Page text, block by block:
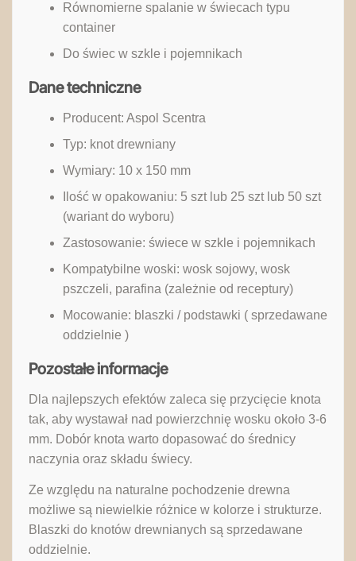
Równomierne spalanie w świecach typu
container
Do świec w szkle i pojemnikach
Dane techniczne
Producent: Aspol Scentra
Typ: knot drewniany
Wymiary: 10 x 150 mm
Ilość w opakowaniu: 5 szt lub 25 szt lub 50 szt
(wariant do wyboru)
Zastosowanie: świece w szkle i pojemnikach
Kompatybilne woski: wosk sojowy, wosk
pszczeli, parafina (zależnie od receptury)
Mocowanie: blaszki / podstawki ( sprzedawane
oddzielnie )
Pozostałe informacje
Dla najlepszych efektów zaleca się przycięcie knota
tak, aby wystawał nad powierzchnię wosku około 3-6
mm. Dobór knota warto dopasować do średnicy
naczynia oraz składu świecy.
Ze względu na naturalne pochodzenie drewna
możliwe są niewielkie różnice w kolorze i strukturze.
Blaszki do knotów drewnianych są sprzedawane
oddzielnie.